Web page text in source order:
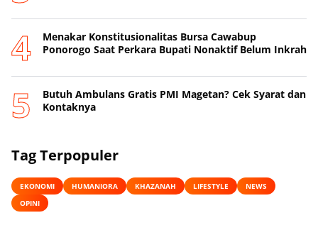
Menakar Konstitusionalitas Bursa Cawabup
Ponorogo Saat Perkara Bupati Nonaktif Belum Inkrah
Butuh Ambulans Gratis PMI Magetan? Cek Syarat dan
Kontaknya
Tag Terpopuler
EKONOMI HUMANIORA KHAZANAH LIFESTYLE
NEWS
OPINI